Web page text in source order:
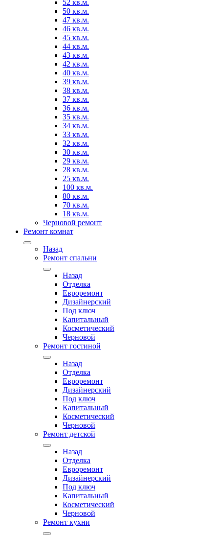
52 кв.м.
50 кв.м.
47 кв.м.
46 кв.м.
45 кв.м.
44 кв.м.
43 кв.м.
42 кв.м.
40 кв.м.
39 кв.м.
38 кв.м.
37 кв.м.
36 кв.м.
35 кв.м.
34 кв.м.
33 кв.м.
32 кв.м.
30 кв.м.
29 кв.м.
28 кв.м.
25 кв.м.
100 кв.м.
80 кв.м.
70 кв.м.
18 кв.м.
Черновой ремонт
Ремонт комнат
Назад
Ремонт спальни
Назад
Отделка
Евроремонт
Дизайнерский
Под ключ
Капитальный
Косметический
Черновой
Ремонт гостиной
Назад
Отделка
Евроремонт
Дизайнерский
Под ключ
Капитальный
Косметический
Черновой
Ремонт детской
Назад
Отделка
Евроремонт
Дизайнерский
Под ключ
Капитальный
Косметический
Черновой
Ремонт кухни